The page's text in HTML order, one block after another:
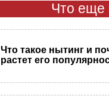
Что еще
Что такое нытинг и
растет его